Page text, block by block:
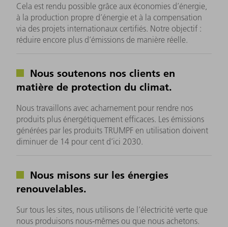
Cela est rendu possible grâce aux économies d’énergie,
à la production propre d’énergie et à la compensation
via des projets internationaux certifiés. Notre objectif :
réduire encore plus d’émissions de manière réelle.
Nous soutenons nos clients en
matière de protection du climat.
Nous travaillons avec acharnement pour rendre nos
produits plus énergétiquement efficaces. Les émissions
générées par les produits TRUMPF en utilisation doivent
diminuer de 14 pour cent d’ici 2030.
Nous misons sur les énergies
renouvelables.
Sur tous les sites, nous utilisons de l’électricité verte que
nous produisons nous-mêmes ou que nous achetons.